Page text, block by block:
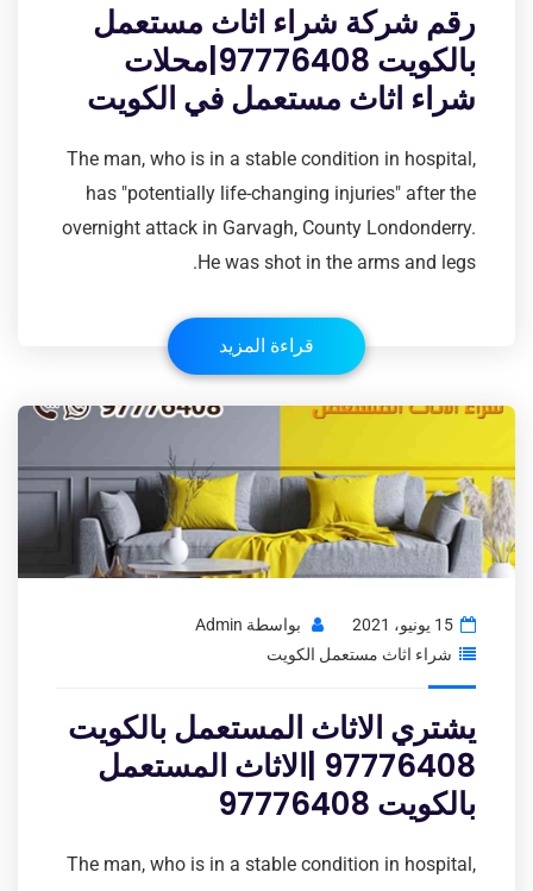
رقم شركة شراء اثاث مستعمل
بالكويت 97776408|محلات
شراء اثاث مستعمل في الكويت
The man, who is in a stable condition in hospital,
has "potentially life-changing injuries" after the
overnight attack in Garvagh, County Londonderry.
He was shot in the arms and legs.
قراءة المزيد
15 يونيو، 2021 بواسطة Admin
شراء اثاث مستعمل الكويت
يشتري الاثاث المستعمل بالكويت
97776408 |الاثاث المستعمل
بالكويت 97776408
The man, who is in a stable condition in hospital,